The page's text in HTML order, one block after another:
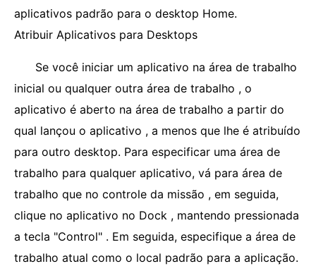
aplicativos padrão para o desktop Home.
Atribuir Aplicativos para Desktops
Se você iniciar um aplicativo na área de trabalho
inicial ou qualquer outra área de trabalho , o
aplicativo é aberto na área de trabalho a partir do
qual lançou o aplicativo , a menos que lhe é atribuído
para outro desktop. Para especificar uma área de
trabalho para qualquer aplicativo, vá para área de
trabalho que no controle da missão , em seguida,
clique no aplicativo no Dock , mantendo pressionada
a tecla "Control" . Em seguida, especifique a área de
trabalho atual como o local padrão para a aplicação.